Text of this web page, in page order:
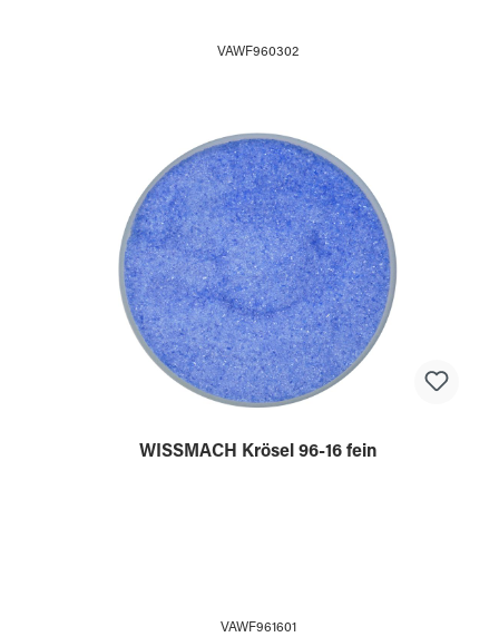
VAWF960302
WISSMACH Krösel 96-16 fein
VAWF961601